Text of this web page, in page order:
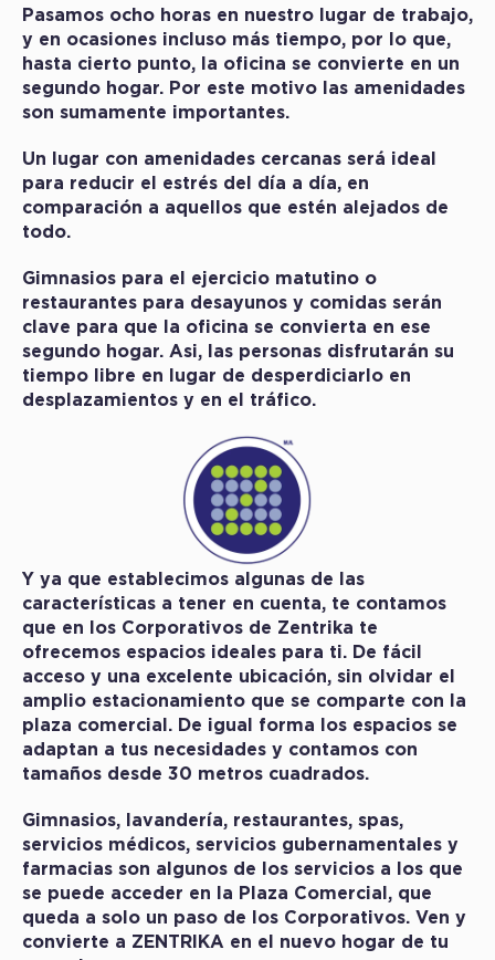
Pasamos ocho horas en nuestro lugar de trabajo,
y en ocasiones incluso más tiempo, por lo que,
hasta cierto punto, la oficina se convierte en un
segundo hogar. Por este motivo las amenidades
son sumamente importantes.
Un lugar con amenidades cercanas será ideal
para reducir el estrés del día a día, en
comparación a aquellos que estén alejados de
todo.
Gimnasios para el ejercicio matutino o
restaurantes para desayunos y comidas serán
clave para que la oficina se convierta en ese
segundo hogar. Asi, las personas disfrutarán su
tiempo libre en lugar de desperdiciarlo en
desplazamientos y en el tráfico.
Y ya que establecimos algunas de las
características a tener en cuenta, te contamos
que en los Corporativos de Zentrika te
ofrecemos espacios ideales para ti. De fácil
acceso y una excelente ubicación, sin olvidar el
amplio estacionamiento que se comparte con la
plaza comercial. De igual forma los espacios se
adaptan a tus necesidades y contamos con
tamaños desde 30 metros cuadrados.
Gimnasios, lavandería, restaurantes, spas,
servicios médicos, servicios gubernamentales y
farmacias son algunos de los servicios a los que
se puede acceder en la Plaza Comercial, que
queda a solo un paso de los Corporativos. Ven y
convierte a ZENTRIKA en el nuevo hogar de tu